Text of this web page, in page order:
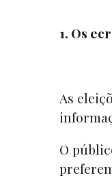
1. Os
As
O